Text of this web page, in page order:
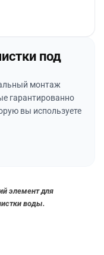
под
монтаж
гарантированно
вы используете
элемент для
воды.